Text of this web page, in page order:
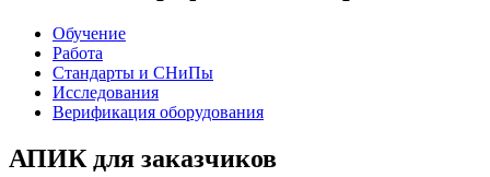
Обучение
Работа
Стандарты и СНиПы
Исследования
Верификация оборудования
АПИК для заказчиков